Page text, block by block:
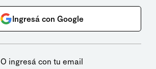
Ingresá con Google
O ingresá con tu email